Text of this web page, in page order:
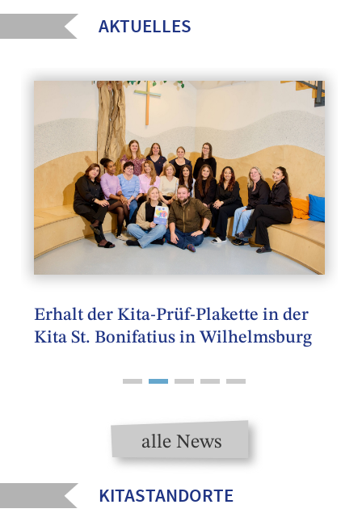
AKTUELLES
Erhalt der Kita-Prüf-Plakette in der
Kita St. Bonifatius in Wilhelmsburg
alle News
KITASTANDORTE